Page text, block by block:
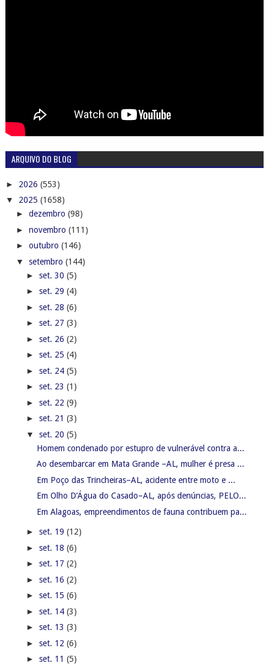
ARQUIVO DO BLOG
► 2026 (553)
▼ 2025 (1658)
► dezembro (98)
► novembro (111)
► outubro (146)
▼ setembro (144)
► set. 30 (5)
► set. 29 (4)
► set. 28 (6)
► set. 27 (3)
► set. 26 (2)
► set. 25 (4)
► set. 24 (5)
► set. 23 (1)
► set. 22 (9)
► set. 21 (3)
▼ set. 20 (5)
Homem condenado por estupro de vulnerável contra a...
Ao desembarcar em Mata Grande –AL, mulher é presa ...
Em Poço das Trincheiras–AL, acidente entre moto e ...
Em Olho D’Água do Casado–AL, após denúncias, PELO...
Em Alagoas, empreendimentos de fauna contribuem pa...
► set. 19 (12)
► set. 18 (6)
► set. 17 (2)
► set. 16 (2)
► set. 15 (6)
► set. 14 (3)
► set. 13 (3)
► set. 12 (6)
► set. 11 (5)